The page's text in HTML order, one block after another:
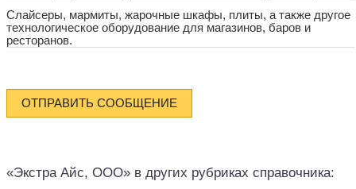
Слайсеры, мармиты, жарочные шкафы, плиты, а также другое
технологическое оборудование для магазинов, баров и
ресторанов.
ОТПРАВИТЬ СООБЩЕНИЕ
«Экстра Айс, ООО» в других рубриках справочника: